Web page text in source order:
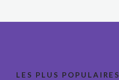
LES PLUS POPULAIRES